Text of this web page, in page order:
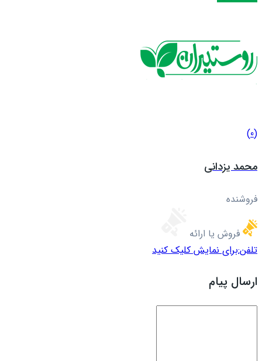
(0)
محمد یزدانی
فروشنده
فروش یا ارائه
تلفن:برای نمایش کلیک کنید
ارسال پیام